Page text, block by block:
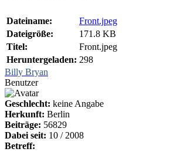
Dateiname:
Front.jpeg
Dateigröße:
171.8 KB
Titel:
Front.jpeg
Heruntergeladen: 298
Billy Bryan
Benutzer
Geschlecht: keine Angabe
Herkunft: Berlin
Beiträge: 56829
Dabei seit: 10 / 2008
Betreff: